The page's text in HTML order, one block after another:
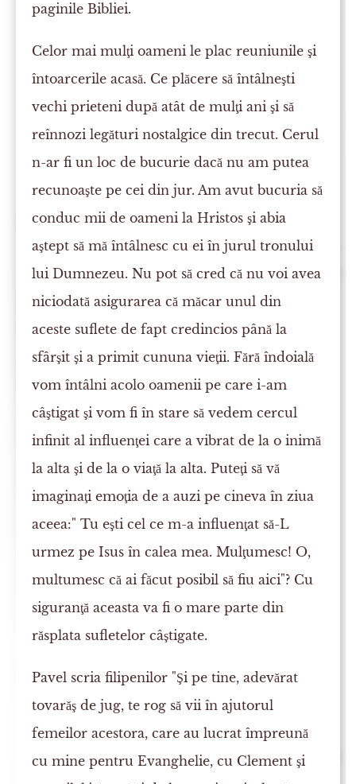
paginile Bibliei.
Celor mai mulţi oameni le plac reuniunile şi
întoarcerile acasă. Ce plăcere să întâlneşti
vechi prieteni după atât de mulţi ani şi să
reînnozi legături nostalgice din trecut. Cerul
n-ar fi un loc de bucurie dacă nu am putea
recunoaşte pe cei din jur. Am avut bucuria să
conduc mii de oameni la Hristos şi abia
aştept să mă întâlnesc cu ei în jurul tronului
lui Dumnezeu. Nu pot să cred că nu voi avea
niciodată asigurarea că măcar unul din
aceste suflete de fapt credincios până la
sfârşit şi a primit cununa vieţii. Fără îndoială
vom întâlni acolo oamenii pe care i-am
câştigat şi vom fi în stare să vedem cercul
infinit al influenţei care a vibrat de la o inimă
la alta şi de la o viaţă la alta. Puteţi să vă
imaginaţi emoţia de a auzi pe cineva în ziua
aceea:" Tu eşti cel ce m-a influenţat să-L
urmez pe Isus în calea mea. Mulţumesc! O,
multumesc că ai făcut posibil să fiu aici"? Cu
siguranţă aceasta va fi o mare parte din
răsplata sufletelor câştigate.
Pavel scria filipenilor "Şi pe tine, adevărat
tovarăş de jug, te rog să vii în ajutorul
femeilor acestora, care au lucrat împreună
cu mine pentru Evanghelie, cu Clement şi